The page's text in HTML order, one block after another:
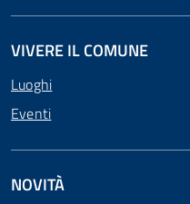
VIVERE IL COMUNE
Luoghi
Eventi
NOVITÀ